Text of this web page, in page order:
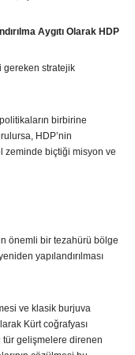
Aygıtı Olarak HDP
gereken stratejik
birbirine
HDP’nin
zeminde biçtiği misyon ve
önemli bir tezahürü bölge
yapılandırılması
ve klasik burjuva
Kürt coğrafyası
tür gelişmelere direnen